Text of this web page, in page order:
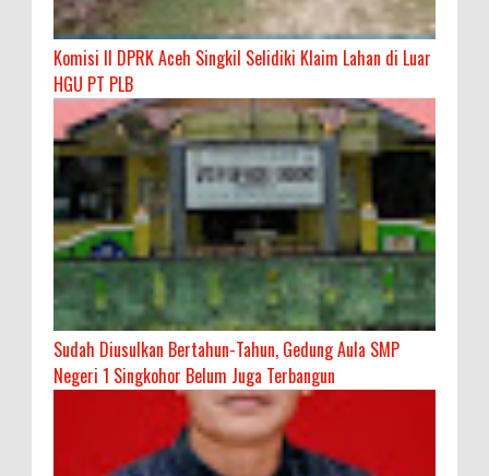
Komisi II DPRK Aceh Singkil Selidiki Klaim Lahan di Luar
HGU PT PLB
Sudah Diusulkan Bertahun-Tahun, Gedung Aula SMP
Negeri 1 Singkohor Belum Juga Terbangun